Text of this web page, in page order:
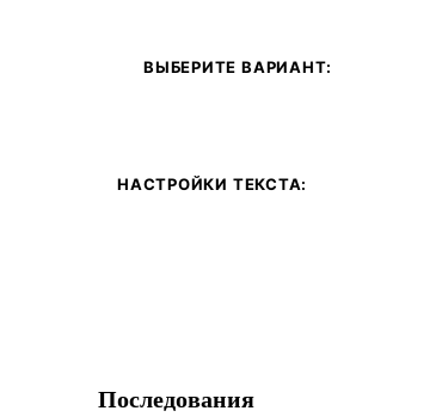
ВЫБЕРИТЕ ВАРИАНТ:
НАСТРОЙКИ ТЕКСТА:
Последования